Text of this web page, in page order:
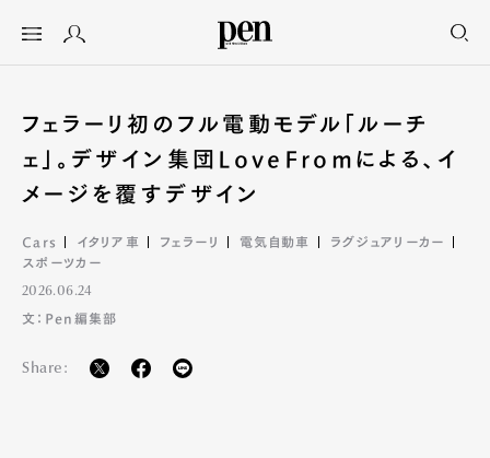
フェラーリ初のフル電動モデル「ルーチ
ェ」。デザイン集団LoveFromによる、イ
メージを覆すデザイン
Cars イタリア車 フェラーリ 電気自動車
ラグジュアリーカー
スポーツカー
2026.06.24
文：Pen編集部
Share: